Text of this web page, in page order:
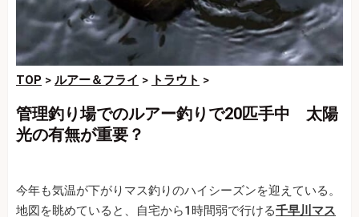
TOP > ルアー＆フライ > トラウト >
管理釣り場でのルアー釣りで20匹手中 太陽
光の有無が重要？
今年も気温が下がりマス釣りのハイシーズンを迎えている。
地図を眺めていると、自宅から1時間弱で行ける千早川マス